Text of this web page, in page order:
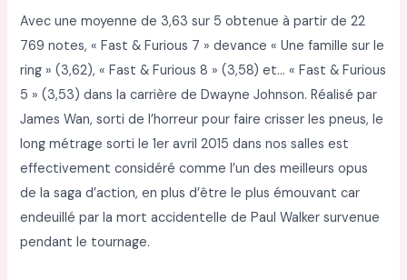
Avec une moyenne de 3,63 sur 5 obtenue à partir de 22
769 notes, « Fast & Furious 7 » devance « Une famille sur le
ring » (3,62), « Fast & Furious 8 » (3,58) et… « Fast & Furious
5 » (3,53) dans la carrière de Dwayne Johnson. Réalisé par
James Wan, sorti de l’horreur pour faire crisser les pneus, le
long métrage sorti le 1er avril 2015 dans nos salles est
effectivement considéré comme l’un des meilleurs opus
de la saga d’action, en plus d’être le plus émouvant car
endeuillé par la mort accidentelle de Paul Walker survenue
pendant le tournage.